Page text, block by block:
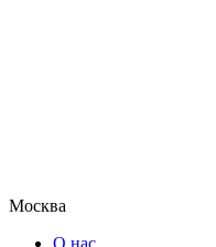
Москва
О нас